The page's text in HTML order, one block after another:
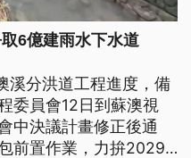
6億建雨水下水道
溪分洪道工程進度，備
委員會12日到蘇澳視
中決議計畫修正後通
前置作業，力拚2029